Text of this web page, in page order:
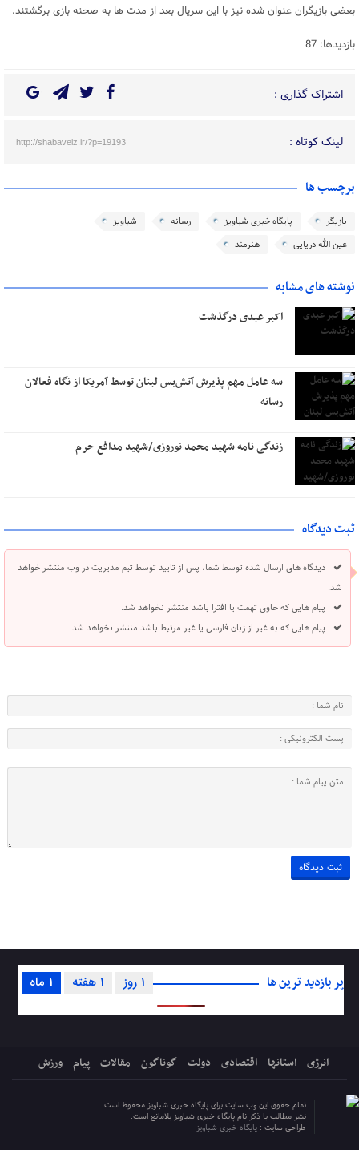
بعضی بازیگران عنوان شده نیز با این سریال بعد از مدت ها به صحنه بازی برگشتند.
بازدیدها: 87
اشتراک گذاری :
لینک کوتاه : http://shabaveiz.ir/?p=19193
برچسب ها
بازیگر پایگاه خبری شباویز رسانه
شباویز
عین الله دریایی
هنرمند
نوشته های مشابه
اکبر عبدی درگذشت
سه عامل مهم پذیرش آتش‌بس لبنان توسط آمریکا از نگاه فعالان
رسانه
زندگی نامه شهید محمد نوروزی/شهید مدافع حرم
ثبت دیدگاه
دیدگاه های ارسال شده توسط شما، پس از تایید توسط تیم مدیریت در وب منتشر خواهد
شد.
پیام هایی که حاوی تهمت یا افترا باشد منتشر نخواهد شد.
پیام هایی که به غیر از زبان فارسی یا غیر مرتبط باشد منتشر نخواهد شد.
پر بازدید ترین ها 1 ماه 1 هفته 1 روز
انرژی استانها اقتصادی دولت گوناگون مقالات پیام ورزش
تمام حقوق این وب سایت برای پایگاه خبری شباویز محفوظ است.
نشر مطالب با ذکر نام پایگاه خبری شباویز بلامانع است.
طراحی سایت : پایگاه خبری شباویز